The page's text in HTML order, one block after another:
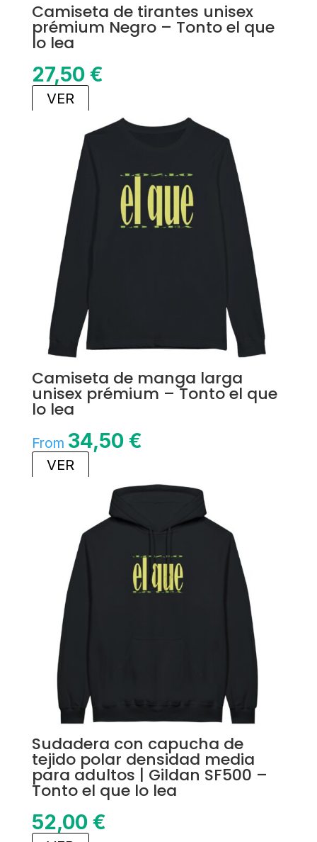
Camiseta de tirantes unisex
prémium Negro – Tonto el que
lo lea
27,50 €
VER
Camiseta de manga larga
unisex prémium – Tonto el que
lo lea
From 34,50 €
VER
Sudadera con capucha de
tejido polar densidad media
para adultos | Gildan SF500 –
Tonto el que lo lea
52,00 €